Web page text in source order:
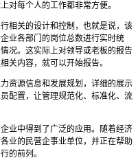
对每个人的工作都非常方便。
相关的设计和控制，也就是说，该
业各部门的岗位总数进行实时统
况。这实际上对领导或老板的报告
关内容，就可以开始报告。
资源信息和发展规划，详细的展示
配置，让管理规范化、标准化、流
业中得到了广泛的应用。随着经济
业的民营企事业单位，并正在帮助
的前列。